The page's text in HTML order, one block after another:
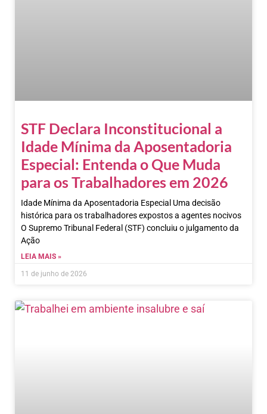
STF Declara Inconstitucional a
Idade Mínima da Aposentadoria
Especial: Entenda o Que Muda
para os Trabalhadores em 2026
Idade Mínima da Aposentadoria Especial Uma decisão
histórica para os trabalhadores expostos a agentes nocivos
O Supremo Tribunal Federal (STF) concluiu o julgamento da
Ação
LEIA MAIS »
11 de junho de 2026